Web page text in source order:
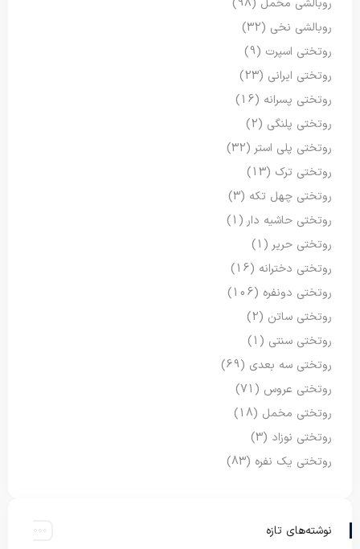
روبالشی مخمل (98)
روبالشی نخی (32)
روتختی اسپرت (9)
روتختی ایرانی (23)
روتختی پسرانه (16)
روتختی پلنگی (2)
روتختی پلی استر (32)
روتختی ترک (13)
روتختی چهل تکه (3)
روتختی حاشیه دار (1)
روتختی حریر (1)
روتختی دخترانه (16)
روتختی دونفره (106)
روتختی ساتن (2)
روتختی سنتی (1)
روتختی سه بعدی (69)
روتختی عروس (71)
روتختی مخمل (18)
روتختی نوزاد (3)
روتختی یک نفره (83)
نوشته‌های تازه